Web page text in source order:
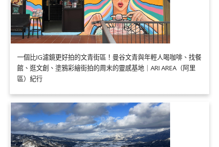
一個比IG濾鏡更好拍的文青街區！曼谷文青與年輕人喝咖啡、找餐
館、逛文創、塗鴉彩繪街拍的周末的靈感基地｜ARI AREA（阿里
區）紀行